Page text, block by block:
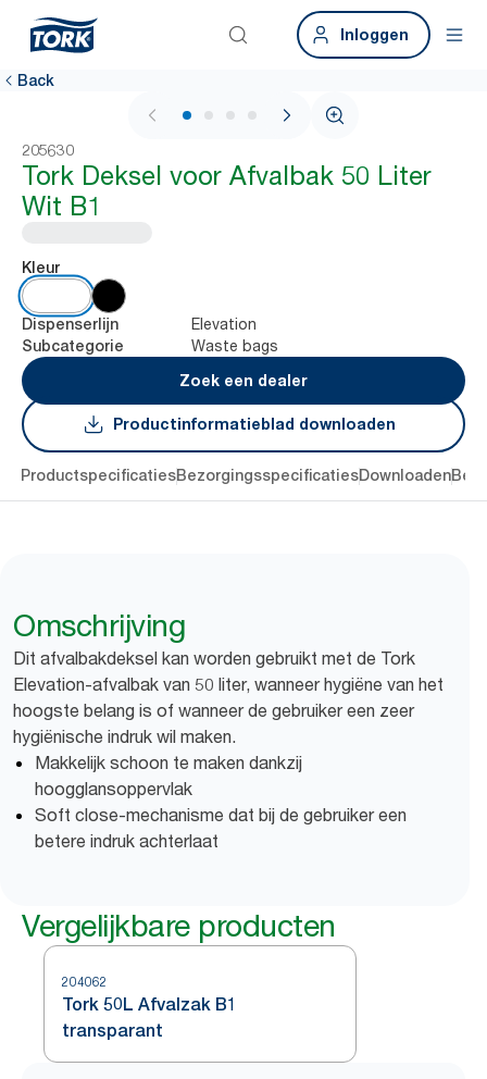
Inloggen
Back
1 / 4
205630
Tork Deksel voor Afvalbak 50 Liter
Wit B1
Kleur
Dispenserlijn Elevation
Subcategorie
Waste bags
Zoek een dealer
Productinformatieblad downloaden
ProductspecificatiesBezorgingsspecificatiesDownloaden
Omschrijving
Dit afvalbakdeksel kan worden gebruikt met de Tork
Elevation-afvalbak van 50 liter, wanneer hygiëne van het
hoogste belang is of wanneer de gebruiker een zeer
hygiënische indruk wil maken.
Makkelijk schoon te maken dankzij
hoogglansoppervlak
Soft close-mechanisme dat bij de gebruiker een
betere indruk achterlaat
Vergelijkbare producten
204062
Tork 50L Afvalzak B1
transparant